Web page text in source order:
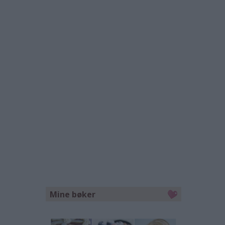
Mine bøker